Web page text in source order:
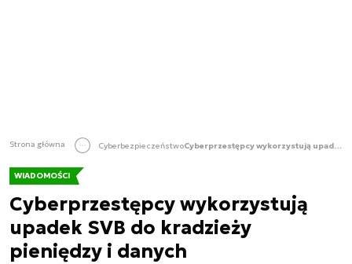
Strona główna Cyberbezpieczeństwo Cyberprzestępcy wykorzystują upadek SVB do kradzieży pieniędzy i danych
WIADOMOŚCI
Cyberprzestępcy wykorzystują
upadek SVB do kradzieży
pieniędzy i danych